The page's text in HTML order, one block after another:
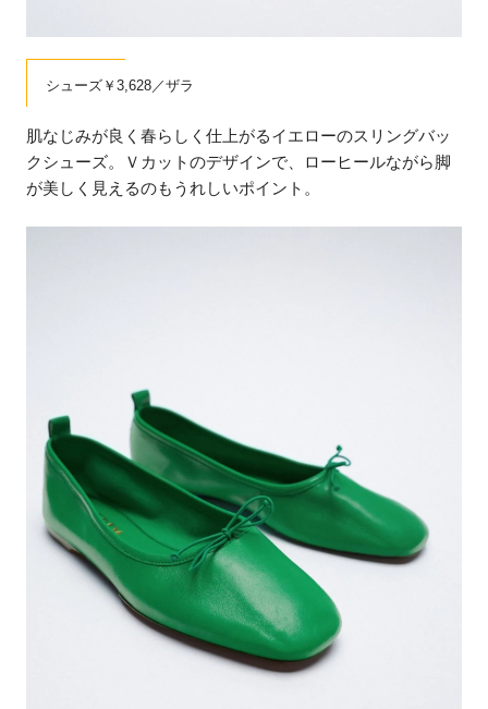
シューズ￥3,628／ザラ
肌なじみが良く春らしく仕上がるイエローのスリングバッ
クシューズ。Ｖカットのデザインで、ローヒールながら脚
が美しく見えるのもうれしいポイント。